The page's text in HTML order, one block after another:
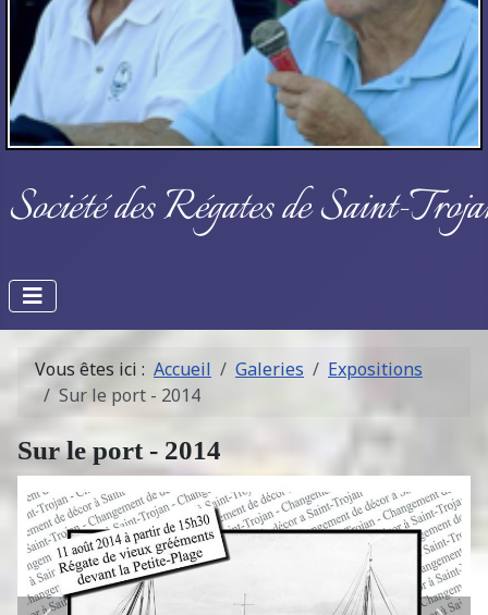
Société des Régates de Saint-
Vous êtes ici : Accueil Galeries
Expositions
Sur le port - 2014
Sur le port - 2014